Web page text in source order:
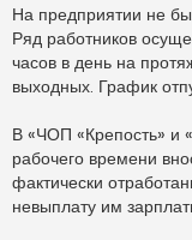
На предприятии не
Ряд работников
часов в день на
выходных. График
В «ЧОП «Крепость» и
рабочего времени
фактически
невыплату им